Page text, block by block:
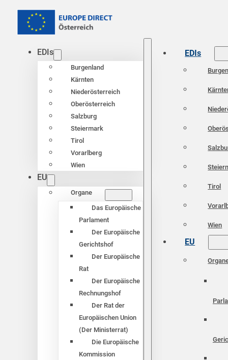
EDIs
Burgenland
Kärnten
Niederösterreich
Oberösterreich
Salzburg
Steiermark
Tirol
Vorarlberg
Wien
EU
Organe
Das Europäische
Parlament
Der Europäische
Gerichtshof
Der Europäische
Rat
Der Europäische
Rechnungshof
Der Rat der
Europäischen Union
(Der Ministerrat)
Die Europäische
Kommission
EDIs
Tirol
Wien
EU